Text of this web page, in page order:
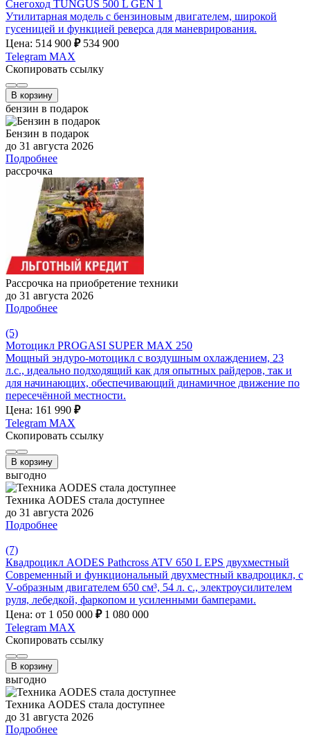
Снегоход TUNGUS 500 L GEN 1
Утилитарная модель с бензиновым двигателем, широкой
гусеницей и функцией реверса для маневрирования.
Цена: 514 900 ₽ 534 900
Telegram MAX
Скопировать ссылку
В корзину
бензин в подарок
Бензин в подарок
до 31 августа 2026
Подробнее
рассрочка
Рассрочка на приобретение техники
до 31 августа 2026
Подробнее
(5)
Мотоцикл PROGASI SUPER MAX 250
Мощный эндуро-мотоцикл с воздушным охлаждением, 23
л.с., идеально подходящий как для опытных райдеров, так и
для начинающих, обеспечивающий динамичное движение по
пересечённой местности.
Цена: 161 990 ₽
Telegram MAX
Скопировать ссылку
В корзину
выгодно
Техника AODES стала доступнее
до 31 августа 2026
Подробнее
(7)
Квадроцикл AODES Pathcross ATV 650 L EPS двухместный
Современный и функциональный двухместный квадроцикл, с
V-образным двигателем 650 см³, 54 л. с., электроусилителем
руля, лебедкой, фаркопом и усиленными бамперами.
Цена: от 1 050 000 ₽ 1 080 000
Telegram MAX
Скопировать ссылку
В корзину
выгодно
Техника AODES стала доступнее
до 31 августа 2026
Подробнее